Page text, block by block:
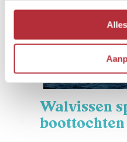
Walvissen